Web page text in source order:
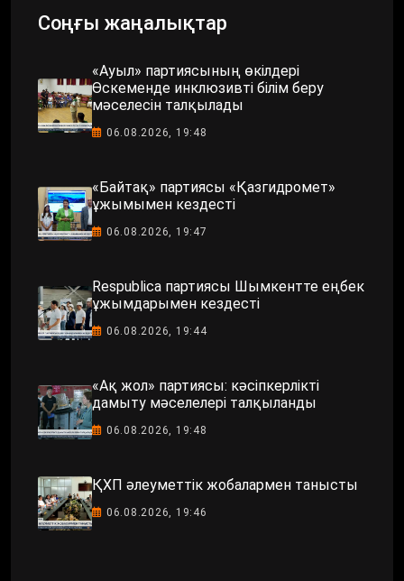
Соңғы жаңалықтар
«Ауыл» партиясының өкілдері
Өскеменде инклюзивті білім беру
мәселесін талқылады
06.08.2026, 19:48
«Байтақ» партиясы «Қазгидромет»
ұжымымен кездесті
06.08.2026, 19:47
Respublica партиясы Шымкентте еңбек
ұжымдарымен кездесті
06.08.2026, 19:44
«Ақ жол» партиясы: кәсіпкерлікті
дамыту мәселелері талқыланды
06.08.2026, 19:48
ҚХП әлеуметтік жобалармен танысты
06.08.2026, 19:46